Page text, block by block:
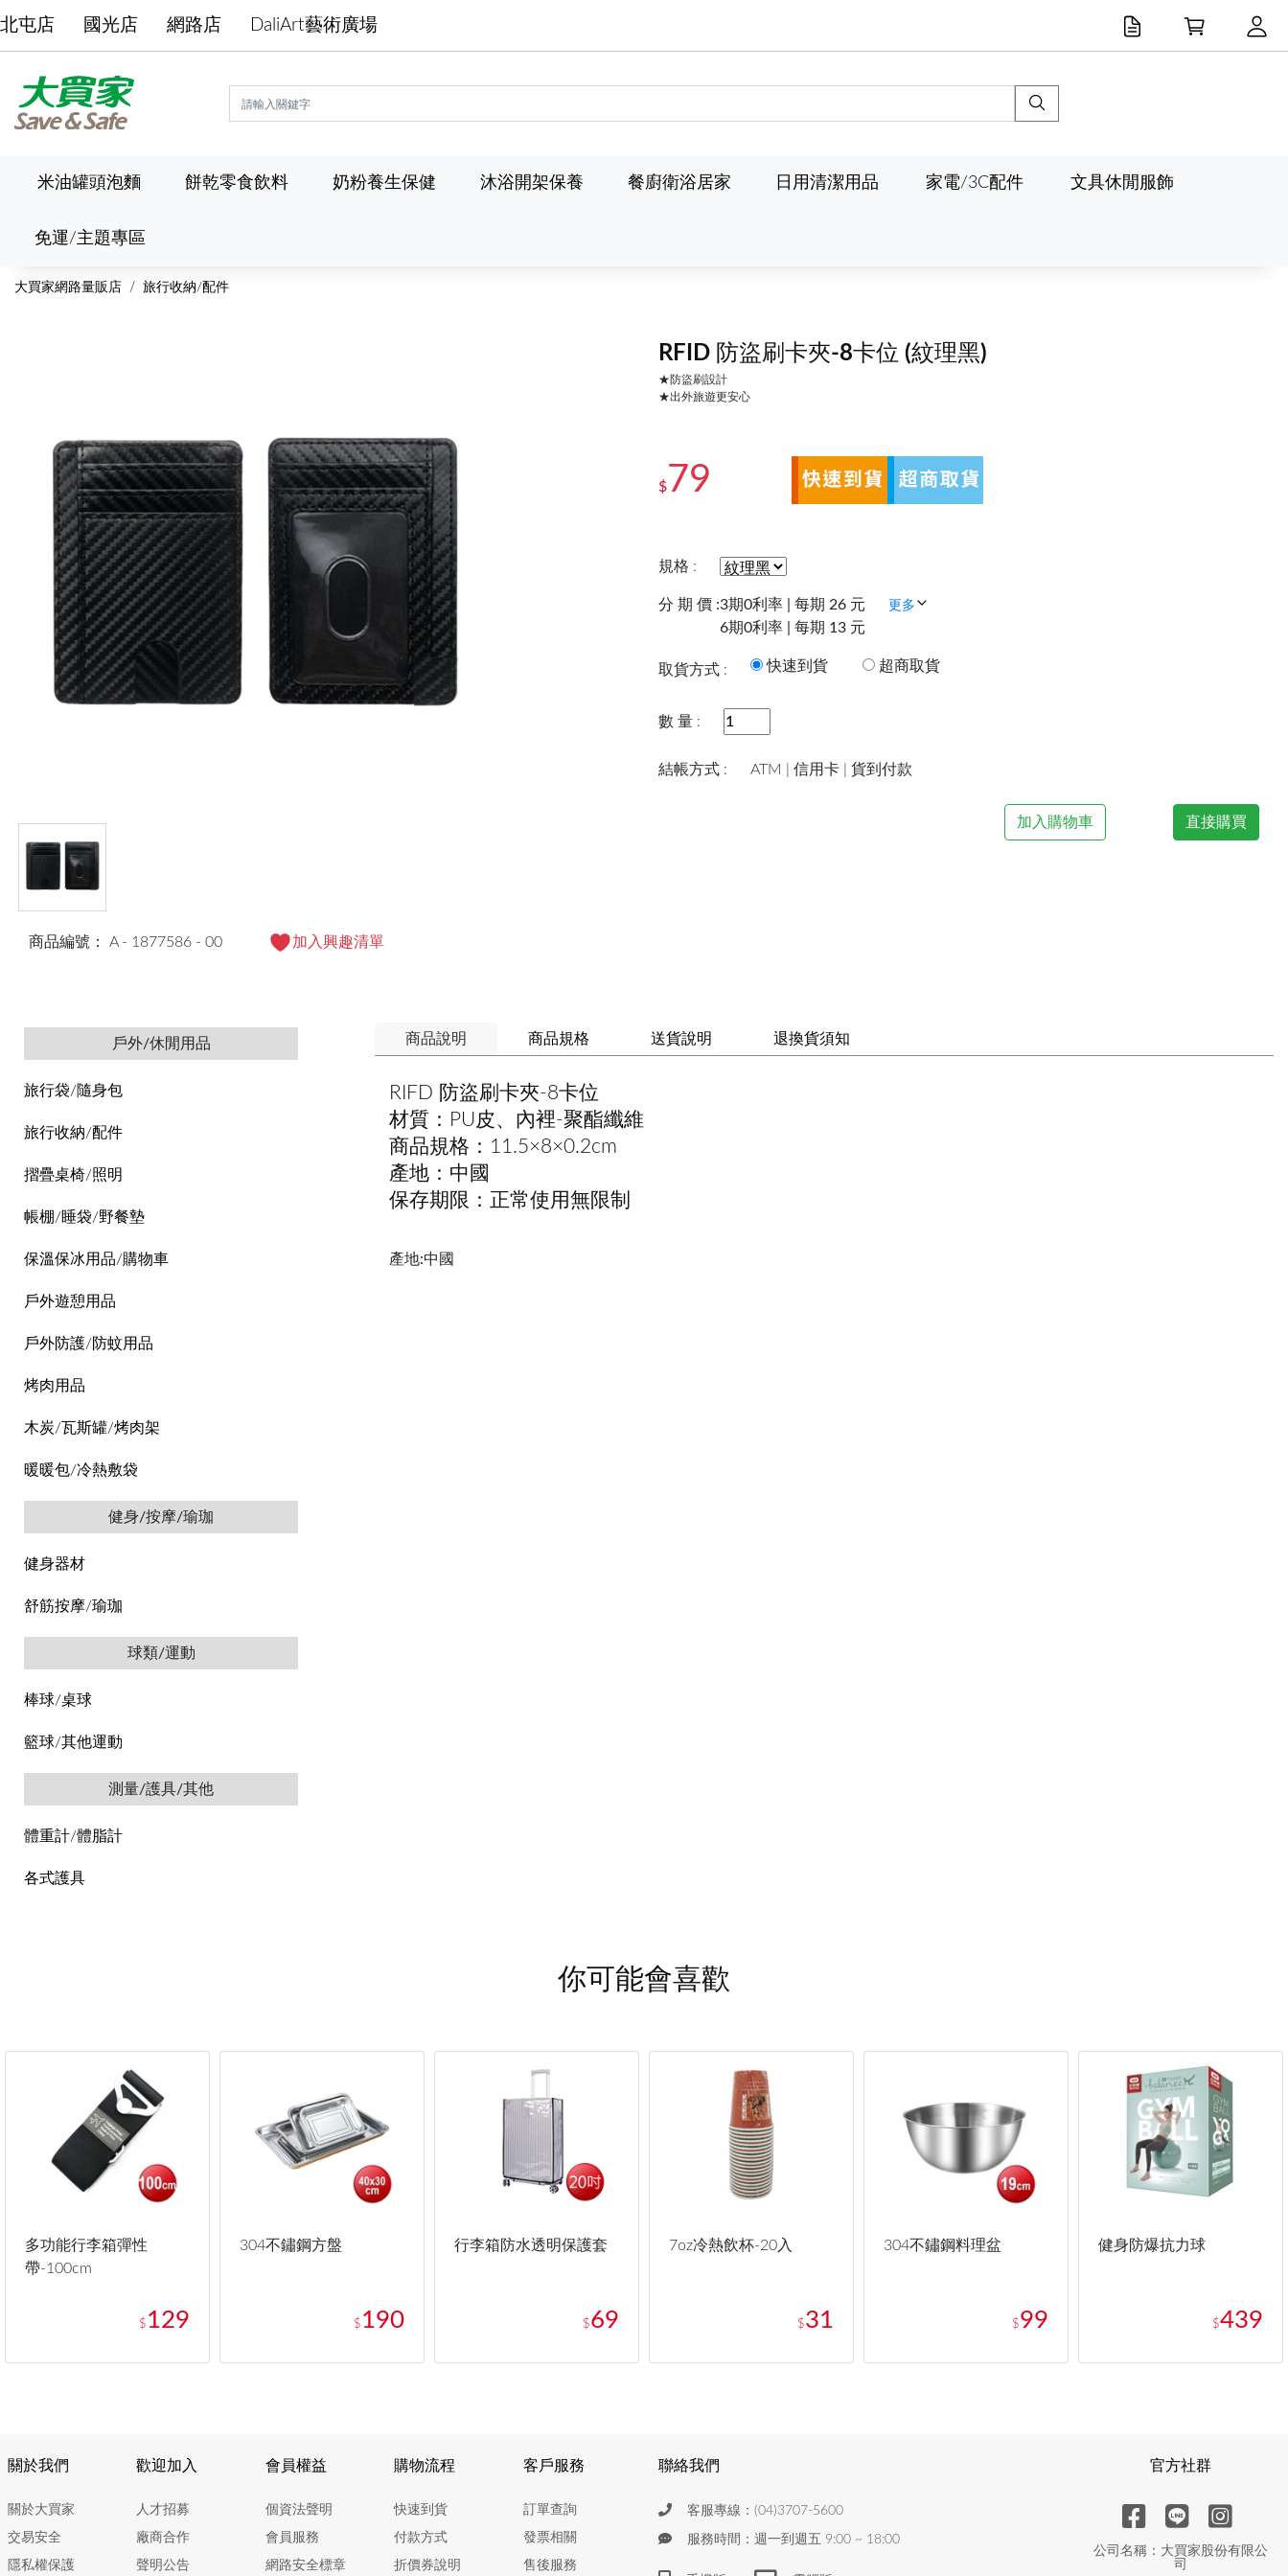
北屯店 國光店 網路店 DaliArt藝術廣場
米油罐頭泡麵 餅乾零食飲料 奶粉養生保健 沐浴開架保養 餐廚衛浴居家 日用清潔用品 家電/3C配件 文具休閒服飾
免運/主題專區
大買家網路量販店 旅行收納/配件
商品編號： A - 1877586 - 00 加入興趣清單
RFID 防盜刷卡夾-8卡位 (紋理黑)
★防盜刷設計
★出外旅遊更安心
$ 79
規格 :
分 期 價 :3期0利率 | 每期 26 元
6期0利率 | 每期 13 元
更多
取貨方式 : 快速到貨 超商取貨
數 量 :
結帳方式 : ATM | 信用卡 | 貨到付款
加入購物車 直接購買
戶外/休閒用品
旅行袋/隨身包
旅行收納/配件
摺疊桌椅/照明
帳棚/睡袋/野餐墊
保溫保冰用品/購物車
戶外遊憩用品
戶外防護/防蚊用品
烤肉用品
木炭/瓦斯罐/烤肉架
暖暖包/冷熱敷袋
健身/按摩/瑜珈
健身器材
舒筋按摩/瑜珈
球類/運動
棒球/桌球
籃球/其他運動
測量/護具/其他
體重計/體脂計
各式護具
商品說明 商品規格 送貨說明 退換貨須知
RIFD 防盜刷卡夾-8卡位
材質：PU皮、內裡-聚酯纖維
商品規格：11.5×8×0.2cm
產地：中國
保存期限：正常使用無限制
產地:中國
你可能會喜歡
多功能行李箱彈性
帶-100cm
$ 129
304不鏽鋼方盤
$ 190
行李箱防水透明保護套
$69
7oz冷熱飲杯-20入
$31
304不鏽鋼料理盆
$99
健身防爆抗力球
$439
關於我們
關於大買家
交易安全
隱私權保護
歡迎加入
人才招募
廠商合作
聲明公告
會員權益
個資法聲明
會員服務
網路安全標章
購物流程
快速到貨
付款方式
折價券說明
客戶服務
訂單查詢
發票相關
售後服務
聯絡我們
客服專線：(04)3707-5600
服務時間：週一到週五 9:00 ~ 18:00
官方社群
公司名稱：大買家股份有限公
司